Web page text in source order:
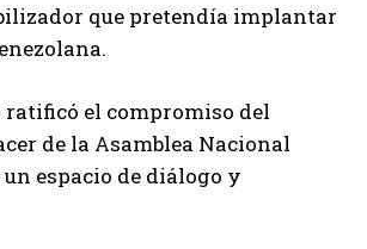
que pretendía implantar
el compromiso del
de la Asamblea Nacional
espacio de diálogo y